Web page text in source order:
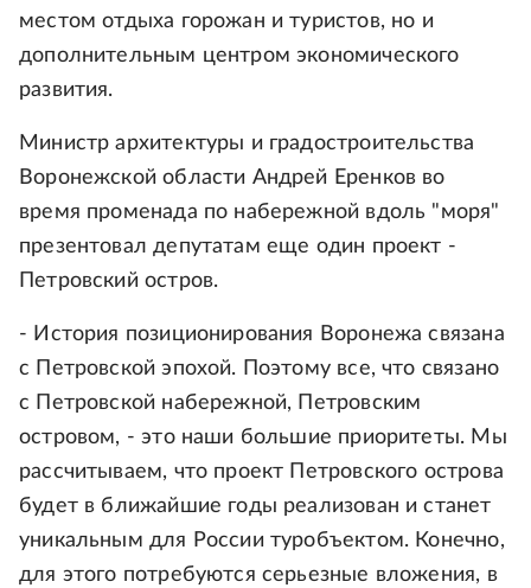
местом отдыха горожан и туристов, но и
дополнительным центром экономического
развития.
Министр архитектуры и градостроительства
Воронежской области Андрей Еренков во
время променада по набережной вдоль "моря"
презентовал депутатам еще один проект -
Петровский остров.
- История позиционирования Воронежа связана
с Петровской эпохой. Поэтому все, что связано
с Петровской набережной, Петровским
островом, - это наши большие приоритеты. Мы
рассчитываем, что проект Петровского острова
будет в ближайшие годы реализован и станет
уникальным для России туробъектом. Конечно,
для этого потребуются серьезные вложения, в